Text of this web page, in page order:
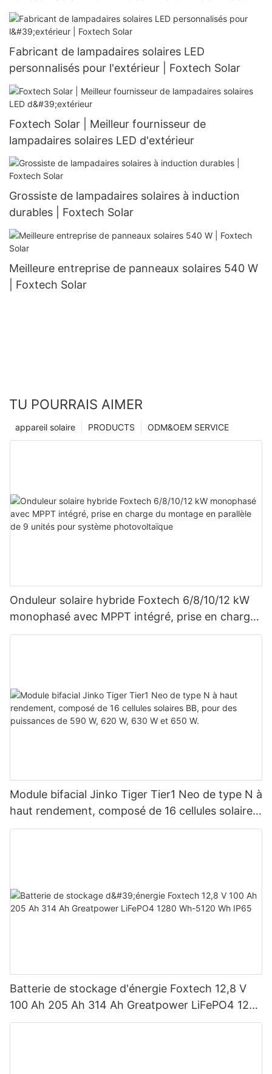
132 cellules
Fabricant de lampadaires solaires LED
personnalisés pour l'extérieur | Foxtech Solar
Foxtech Solar | Meilleur fournisseur de
lampadaires solaires LED d'extérieur
Grossiste de lampadaires solaires à induction
durables | Foxtech Solar
Meilleure entreprise de panneaux solaires 540 W
| Foxtech Solar
TU POURRAIS AIMER
ODM&OEM SERVICE
PRODUCTS
appareil solaire
Onduleur solaire hybride Foxtech 6/8/10/12 kW
monophasé avec MPPT intégré, prise en charge
du montage en parallèle de 9 unités pour
Module bifacial Jinko Tiger Tier1 Neo de type N à
haut rendement, composé de 16 cellules solaires
BB, pour des puissances de 590 W, 620 W, 630
Batterie de stockage d'énergie Foxtech 12,8 V
100 Ah 205 Ah 314 Ah Greatpower LiFePO4 1280
Wh-5120 Wh IP65